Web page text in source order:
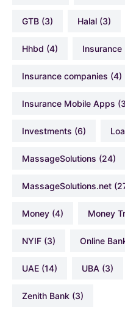
GTB (3) Halal (3)
hhbd (4) Insurance
Insurance companies (4)
Insurance Mobile Apps
Investments (6)
MassageSolutions (24)
MassageSolutions.net
Money (4) Money
NYIF (3) Online
UAE (14) UBA (3)
Zenith Bank (3)